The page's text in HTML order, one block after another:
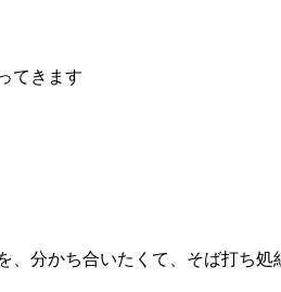
てきます
分かち合いたくて、そば打ち処